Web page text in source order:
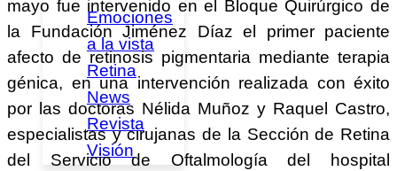
Emociones
a la vista
Retina
News
Revista
Visión
mayo fue intervenido en el Bloque Quirúrgico de
la Fundación Jiménez Díaz el primer paciente
afecto de retinosis pigmentaria mediante terapia
génica, en una intervención realizada con éxito
por las doctoras Nélida Muñoz y Raquel Castro,
especialistas y cirujanas de la Sección de Retina
del Servicio de Oftalmología del hospital